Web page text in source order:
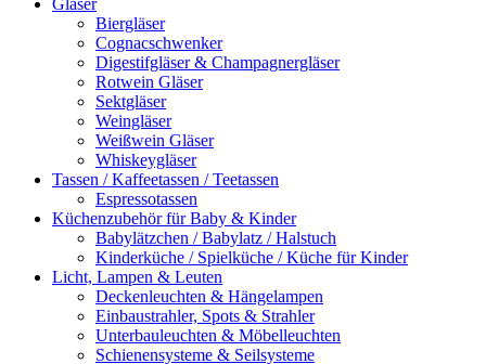
Biergläser
Cognacschwenker
Digestifgläser & Champagnergläser
Rotwein Gläser
Sektgläser
Weingläser
Weißwein Gläser
Whiskeygläser
Tassen / Kaffeetassen / Teetassen
Espressotassen
Küchenzubehör für Baby & Kinder
Babylätzchen / Babylatz / Halstuch
Kinderküche / Spielküche / Küche für Kinder
Licht, Lampen & Leuten
Deckenleuchten & Hängelampen
Einbaustrahler, Spots & Strahler
Unterbauleuchten & Möbelleuchten
Schienensysteme & Seilsysteme